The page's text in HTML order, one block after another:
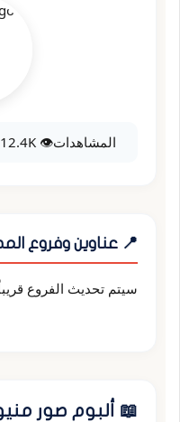
المشاهدات👁️ 12.4K
📍 عناوين وفروع
سيتم تحديث الفروع
📖 ألبوم صور